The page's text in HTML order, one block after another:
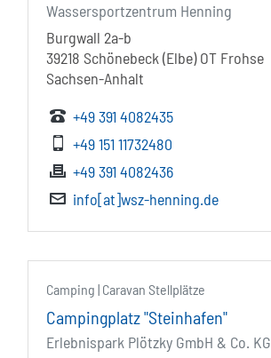
Wassersportzentrum Henning
Burgwall 2a-b
39218 Schönebeck (Elbe) OT Frohse
Sachsen-Anhalt
+49 391 4082435
+49 151 11732480
+49 391 4082436
info[at]wsz-henning.de
Camping | Caravan Stellplätze
Campingplatz "Steinhafen"
Erlebnispark Plötzky GmbH & Co. KG